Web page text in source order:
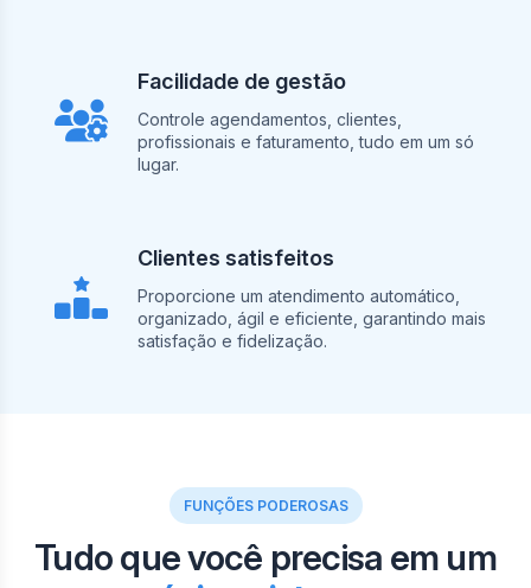
Facilidade de gestão
Controle agendamentos, clientes,
profissionais e faturamento, tudo em um só
lugar.
Clientes satisfeitos
Proporcione um atendimento automático,
organizado, ágil e eficiente, garantindo mais
satisfação e fidelização.
FUNÇÕES PODEROSAS
Tudo que você precisa em um